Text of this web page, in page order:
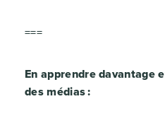
===
En apprendre davantage
des médias :